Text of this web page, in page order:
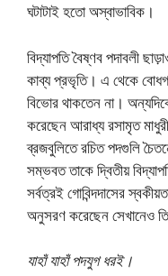
ঘটাটাই হতো অস্বাভাবিক।
বিদ্যাপতি বৈষ্ণব পদাবলী
কাব্য প্রভৃতি। এ থেকে
বিভোর থাকতেন না।
করেছেন আরাধ্য রসামৃত
ব্রজবুলিতে রচিত পদগুলি
সম্ভবত তাকে দ্বিতীয়
সর্বত্রই গোবিন্দদাসের
অনুসরণ করেছেন সেখানেও
যাহাঁ যাহাঁ পদযুগ ধরই।